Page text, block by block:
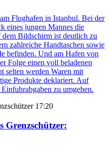
Flughafen in Istanbul. Bei der
eines jungen Mannes die
Bildschirm ist deutlich zu
zahlreiche Handtaschen sowie
befinden. Und am Hafen von
Folge einen voll beladenen
selten werden Waren mit
Produkte deklariert. Auf
zu umgehen.
17:20
Grenzschützer: